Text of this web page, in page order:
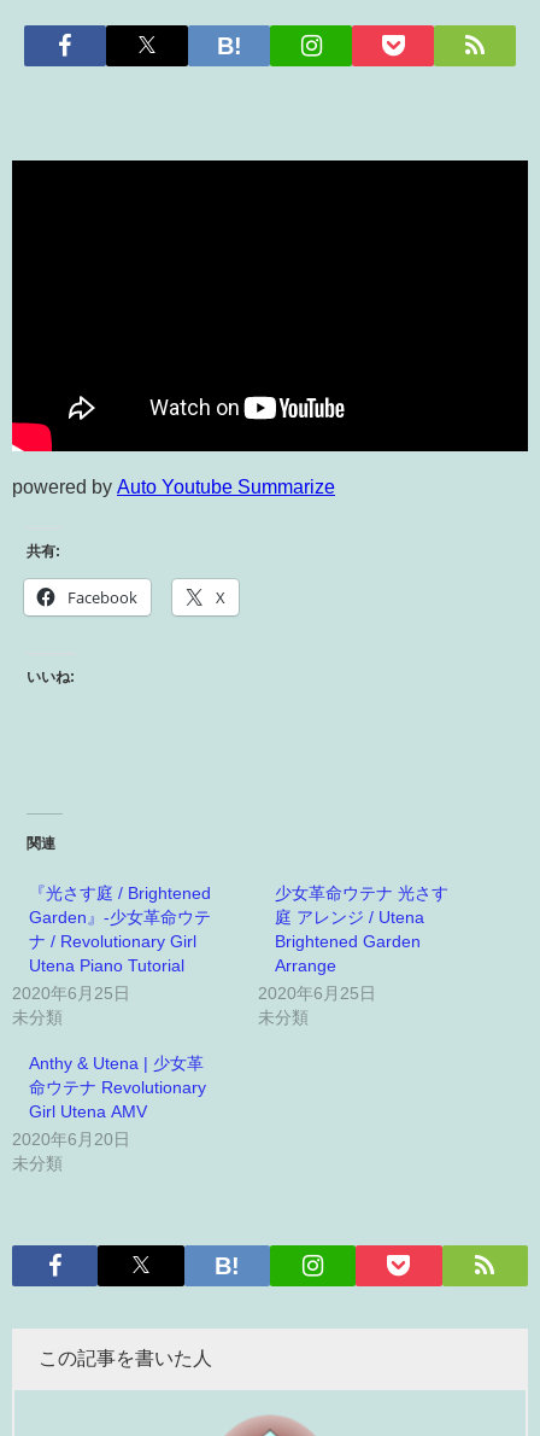
powered by Auto Youtube Summarize
共有:
Facebook X
いいね:
関連
『光さす庭 / Brightened
Garden』-少女革命ウテ
ナ / Revolutionary Girl
Utena Piano Tutorial
2020年6月25日
未分類
少女革命ウテナ 光さす
庭 アレンジ / Utena
Brightened Garden
Arrange
2020年6月25日
未分類
Anthy & Utena | 少女革
命ウテナ Revolutionary
Girl Utena AMV
2020年6月20日
未分類
この記事を書いた人